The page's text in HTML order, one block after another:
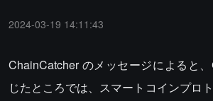
2024-03-19 14:11:43
ChainCatcher のメッセージによると
じたところでは、スマートコインプロ